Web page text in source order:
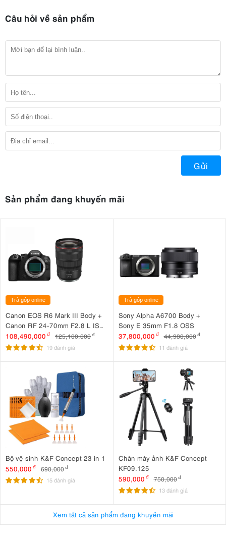
Câu hỏi về sản phẩm
Gửi
Sản phẩm đang khuyến mãi
Trả góp online
Canon EOS R6 Mark III Body +
Canon RF 24-70mm F2.8 L IS
USM
108,490,000 đ 125,100,000đ
19 đánh giá
Trả góp online
Sony Alpha A6700 Body +
Sony E 35mm F1.8 OSS
37,800,000 đ 44,980,000 đ
11 đánh giá
Bộ vệ sinh K&F Concept 23 in 1
550,000 đ 690,000đ
15 đánh giá
Chân máy ảnh K&F Concept
KF09.125
590,000 đ 750,000 đ
13 đánh giá
Xem tất cả sản phẩm đang khuyến mãi